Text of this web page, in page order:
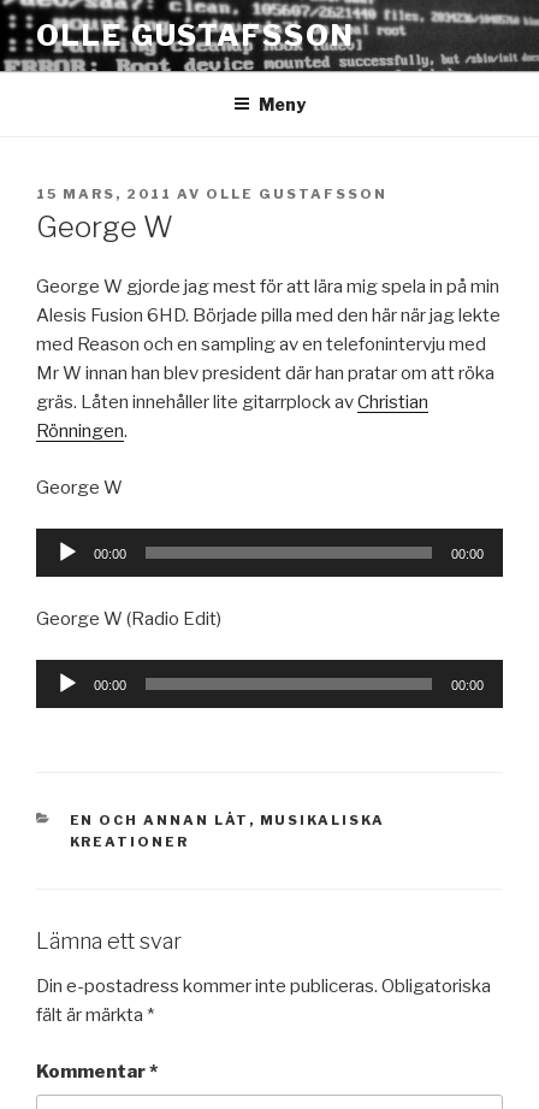
Hoppa
till
innehåll
OLLE GUSTAFSSON
Meny
PUBLICERAT
15 MARS, 2011 AV OLLE GUSTAFSSON
George W
George W gjorde jag mest för att lära mig spela in på min
Alesis Fusion 6HD. Började pilla med den här när jag lekte
med Reason och en sampling av en telefonintervju med
Mr W innan han blev president där han pratar om att röka
gräs. Låten innehåller lite gitarrplock avChristian
Rönningen.
George W
Ljudspelare
00:00 00:00
George W (Radio Edit)
Ljudspelare
00:00 00:00
KATEGORIER
EN OCH ANNAN LÅT , MUSIKALISKA
KREATIONER
Lämna ett svar
Din e-postadress kommer inte publiceras. Obligatoriska
fält är märkta *
Kommentar*